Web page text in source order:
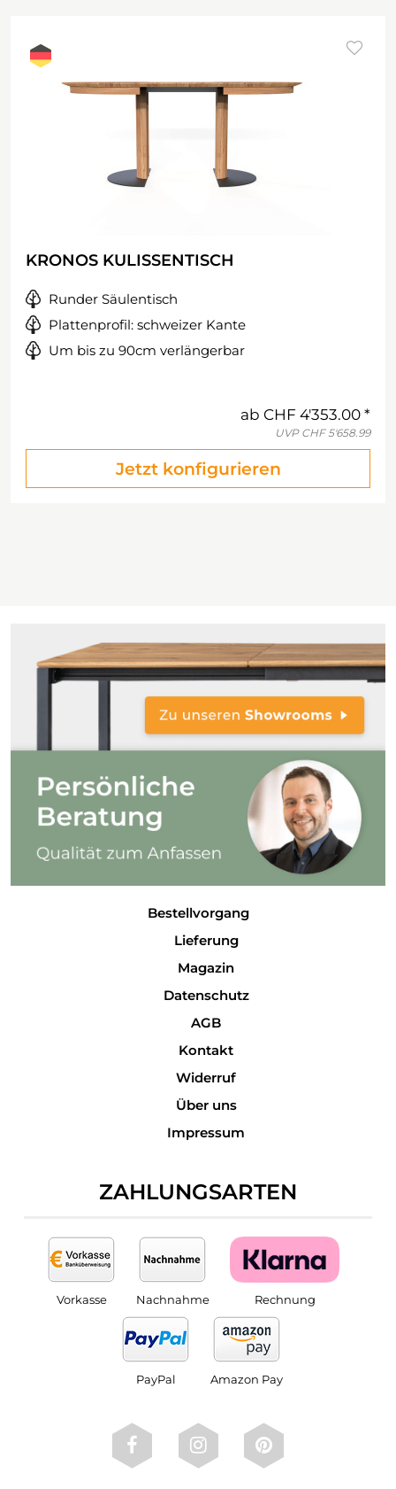
KRONOS KULISSENTISCH
Runder Säulentisch
Plattenprofil: schweizer Kante
Um bis zu 90cm verlängerbar
ab CHF 4'353.00
UVP CHF 5'658.99
Jetzt konfigurieren
Bestellvorgang
Lieferung
Magazin
Datenschutz
AGB
Kontakt
Widerruf
Über uns
Impressum
ZAHLUNGSARTEN
Vorkasse Nachnahme Rechnung
PayPal Amazon Pay